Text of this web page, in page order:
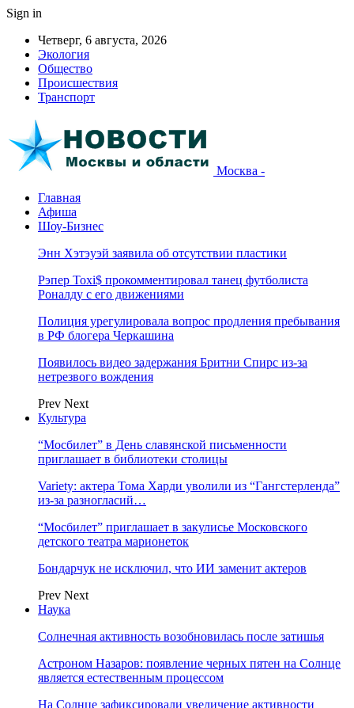
Sign in
Четверг, 6 августа, 2026
Экология
Общество
Происшествия
Транспорт
Москва -
Главная
Афиша
Шоу-Бизнес
Энн Хэтэуэй заявила об отсутствии пластики
Рэпер Toxi$ прокомментировал танец футболиста
Роналду с его движениями
Полиция урегулировала вопрос продления пребывания
в РФ блогера Черкашина
Появилось видео задержания Бритни Спирс из-за
нетрезвого вождения
Prev Next
Культура
“Мосбилет” в День славянской письменности
приглашает в библиотеки столицы
Variety: актера Тома Харди уволили из “Гангстерленда”
из-за разногласий…
“Мосбилет” приглашает в закулисье Московского
детского театра марионеток
Бондарчук не исключил, что ИИ заменит актеров
Prev Next
Наука
Солнечная активность возобновилась после затишья
Астроном Назаров: появление черных пятен на Солнце
является естественным процессом
На Солнце зафиксировали увеличение активности